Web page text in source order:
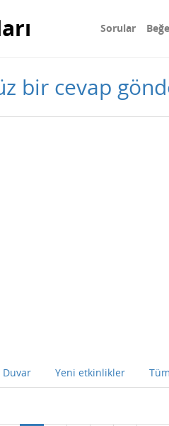
Sorular
bir cevap
Duvar Yeni etkinlikler